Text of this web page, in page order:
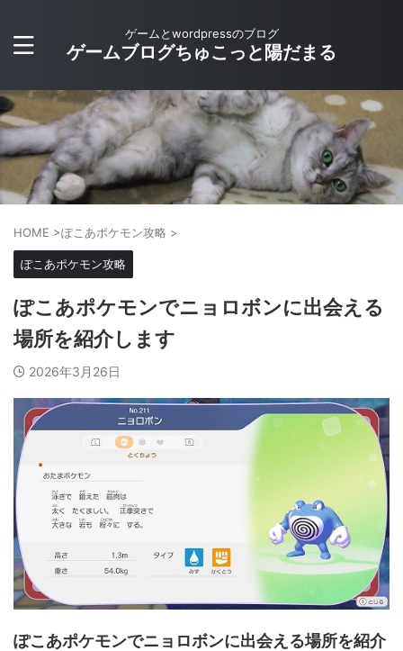
ゲームとwordpressのブログ
ゲームブログちゅこっと陽だまる
HOME >ぽこあポケモン攻略 >
ぽこあポケモン攻略
ぽこあポケモンでニョロボンに出会える
場所を紹介します
2026年3月26日
ぽこあポケモンでニョロボンに出会える場所を紹介